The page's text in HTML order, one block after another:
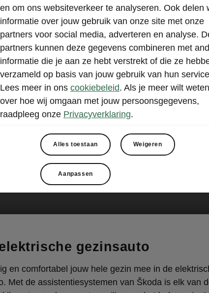
gezinsauto
en comfortabel jouw hele gezin mee in de
Met de assistentiesystemen van Škoda is elk van
en om ons websiteverkeer te analyseren. Ook delen
informatie over jouw gebruik van onze site met onze
partners voor social media, adverteren en analyse.
partners kunnen deze gegevens combineren met
informatie die je aan ze hebt verstrekt of die ze
verzameld op basis van jouw gebruik van hun
Lees meer in ons cookiebeleid. Als je meer wilt weten
over hoe wij omgaan met jouw persoonsgegevens,
raadpleeg onze Privacyverklaring.
Alles toestaan Weigeren
Aanpassen